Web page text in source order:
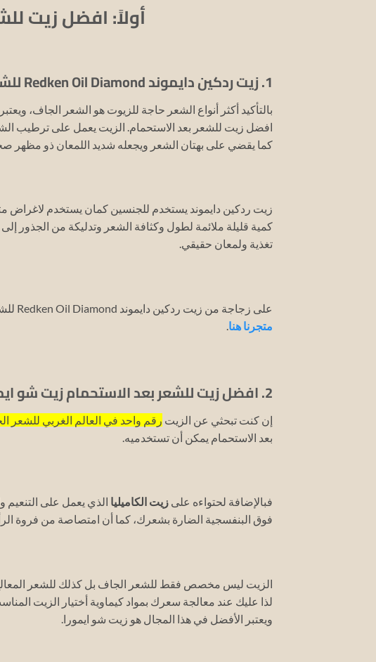
أولاً: افضل زيت
1. زيت ردكين دايموند Redken Oil Diamond للشعر الجاف:
بالتأكيد أكثر أنواع الشعر حاجة للزيوت هو الشعر الجاف،
افضل زيت للشعر بعد الاستحمام. الزيت يعمل على ترطيب
كما يقضي على بهتان الشعر ويجعله شديد اللمعان ذو مظهر
زيت ردكين دايموند يستخدم للجنسين كمان يستخدم لاغراض
كمية قليلة ملائمة لطول وكثافة الشعر وتدليكة من الجذور
تغذية ولمعان حقيقي.
على زجاجة من زيت ردكين دايموند Redken Oil Diamond للشعر الجاف بسعر من منفس لا تتردد واسرع باقتنائها من
متجرنا هنا.
2. افضل زيت للشعر بعد الاستحمام زيت شو ايمورا Shu Uemura Essence Oil للشعر الجاف:
إن كنت تبحثي عن الزيت رقم واحد في العالم الغربي للشعر
بعد الاستحمام يمكن أن تستخدميه.
فبالإضافة لحتواءه على زيت الكاميليا الذي يعمل على التنعيم
فوق البنفسجية الضارة بشعرك، كما أن امتصاصة من فروة
الزيت ليس مخصص فقط للشعر الجاف بل كذلك للشعر المعالج
لذا عليك عند معالجة سعرك بمواد كيماوية أختيار الزيت
ويعتبر الأفضل في هذا المجال هو زيت شو ايمورا.